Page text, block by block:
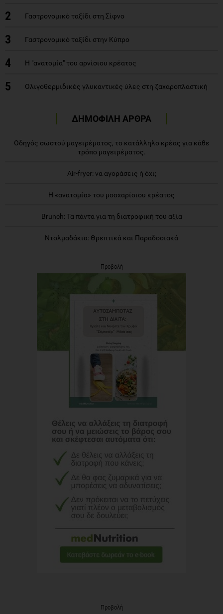
2 Γαστρονομικό ταξίδι στη Σίφνο
3 Γαστρονομικό ταξίδι στην Κύπρο
4 Η "ανατομία" του αρνίσιου κρέατος
5 Ολιγοθερμιδικές γλυκαντικές ύλες στη ζαχαροπλαστική
ΔΗΜΟΦΙΛΗ ΑΡΘΡΑ
Οδηγός σωστού μαγειρέματος, το κατάλληλο κρέας για κάθε
τρόπο μαγειρέματος.
Air-fryer: να αγοράσεις ή όχι;
Η «ανατομία» του μοσχαρίσιου κρέατος
Brunch: Τα πάντα για τη διατροφική του αξία
Ντολμαδάκια: Θρεπτικά και Παραδοσιακά
Προβολή
Προβολή